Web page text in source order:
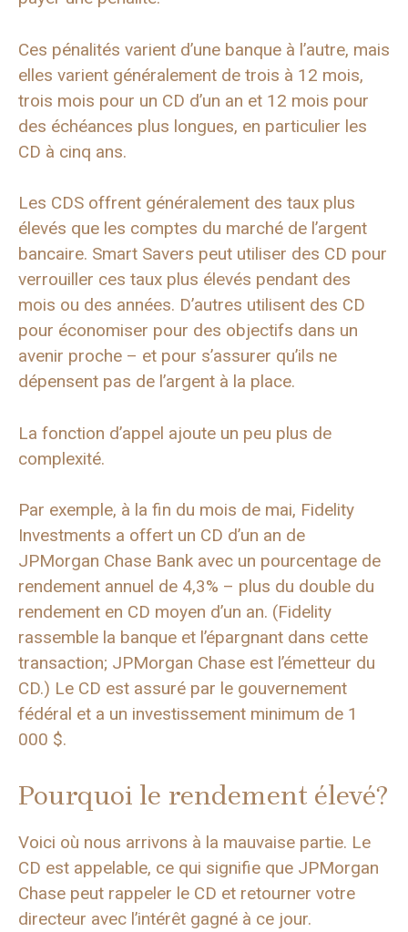
Ces pénalités varient d’une banque à l’autre, mais
elles varient généralement de trois à 12 mois,
trois mois pour un CD d’un an et 12 mois pour
des échéances plus longues, en particulier les
CD à cinq ans.
Les CDS offrent généralement des taux plus
élevés que les comptes du marché de l’argent
bancaire. Smart Savers peut utiliser des CD pour
verrouiller ces taux plus élevés pendant des
mois ou des années. D’autres utilisent des CD
pour économiser pour des objectifs dans un
avenir proche – et pour s’assurer qu’ils ne
dépensent pas de l’argent à la place.
La fonction d’appel ajoute un peu plus de
complexité.
Par exemple, à la fin du mois de mai, Fidelity
Investments a offert un CD d’un an de
JPMorgan Chase Bank avec un pourcentage de
rendement annuel de 4,3% – plus du double du
rendement en CD moyen d’un an. (Fidelity
rassemble la banque et l’épargnant dans cette
transaction; JPMorgan Chase est l’émetteur du
CD.) Le CD est assuré par le gouvernement
fédéral et a un investissement minimum de 1
000 $.
Pourquoi le rendement élevé?
Voici où nous arrivons à la mauvaise partie. Le
CD est appelable, ce qui signifie que JPMorgan
Chase peut rappeler le CD et retourner votre
directeur avec l’intérêt gagné à ce jour.